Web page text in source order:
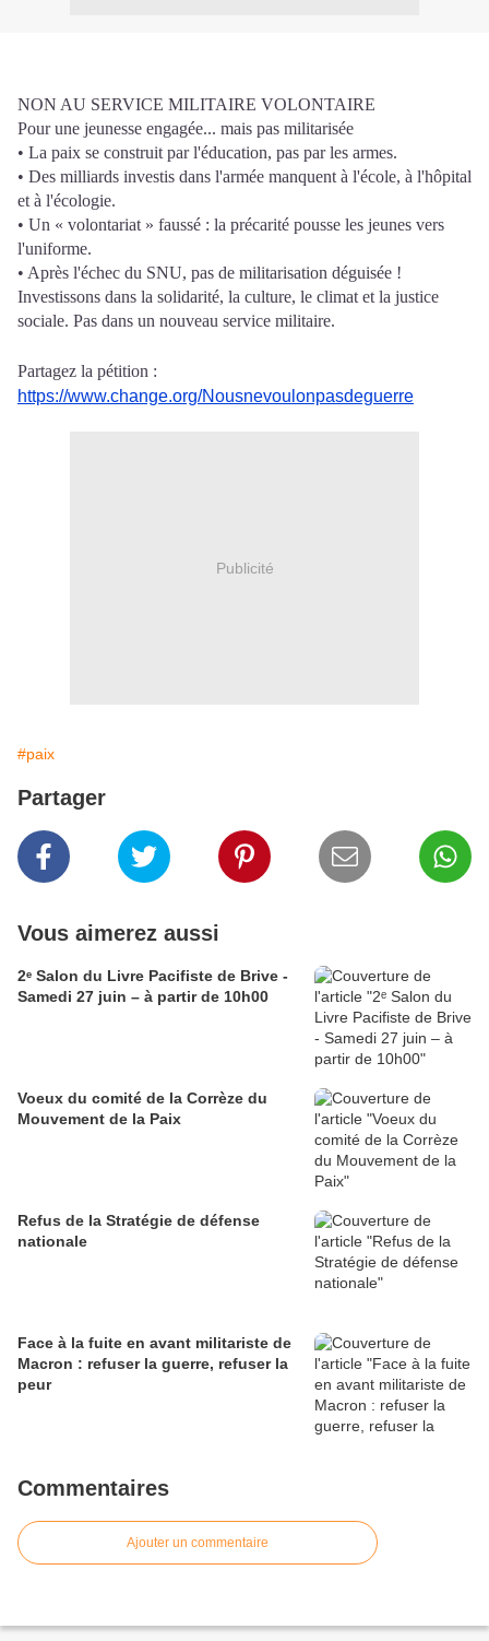
NON AU SERVICE MILITAIRE VOLONTAIRE
Pour une jeunesse engagée... mais pas militarisée
• La paix se construit par l'éducation, pas par les armes.
• Des milliards investis dans l'armée manquent à l'école, à l'hôpital
et à l'écologie.
• Un « volontariat » faussé : la précarité pousse les jeunes vers
l'uniforme.
• Après l'échec du SNU, pas de militarisation déguisée !
Investissons dans la solidarité, la culture, le climat et la justice
sociale. Pas dans un nouveau service militaire.
Partagez la pétition :
https://www.change.org/Nousnevoulonpasdeguerre
Publicité
#paix
Partager
Vous aimerez aussi
2ᵉ Salon du Livre Pacifiste de Brive -
Samedi 27 juin – à partir de 10h00
Voeux du comité de la Corrèze du
Mouvement de la Paix
Refus de la Stratégie de défense
nationale
Face à la fuite en avant militariste de
Macron : refuser la guerre, refuser la
peur
Commentaires
Ajouter un commentaire